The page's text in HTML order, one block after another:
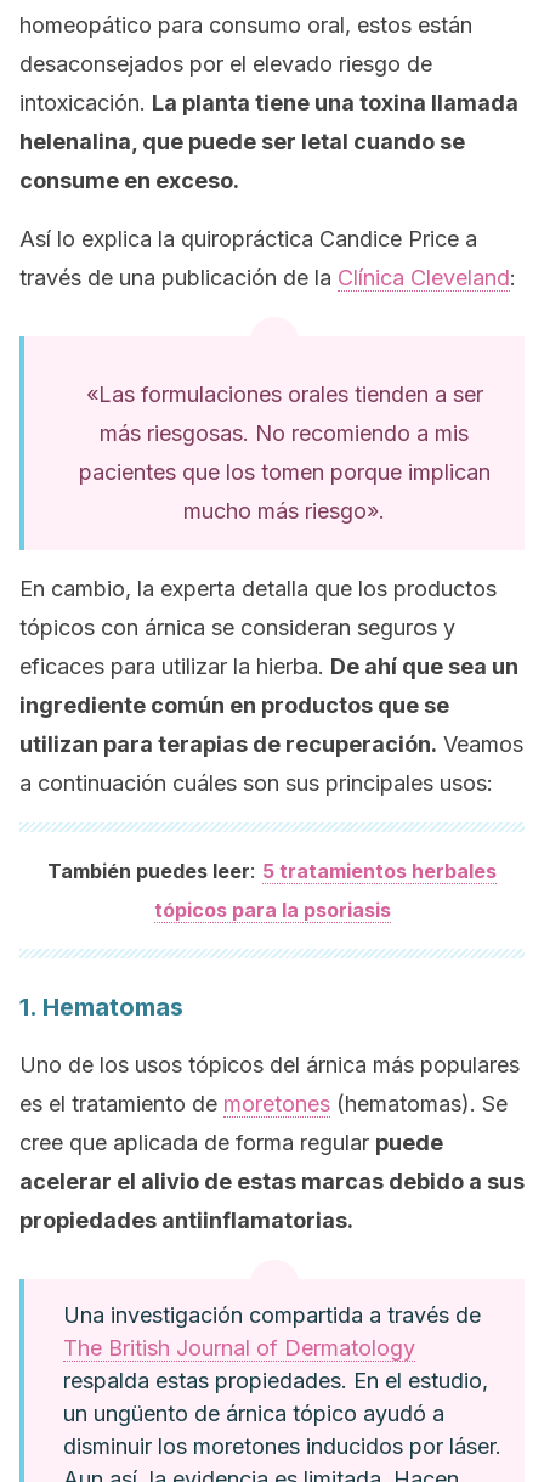
homeopático para consumo oral, estos están
desaconsejados por el elevado riesgo de
intoxicación. La planta tiene una toxina llamada
helenalina, que puede ser letal cuando se
consume en exceso.
Así lo explica la quiropráctica Candice Price a
través de una publicación de la Clínica Cleveland:
«Las formulaciones orales tienden a ser
más riesgosas. No recomiendo a mis
pacientes que los tomen porque implican
mucho más riesgo».
En cambio, la experta detalla que los productos
tópicos con árnica se consideran seguros y
eficaces para utilizar la hierba. De ahí que sea un
ingrediente común en productos que se
utilizan para terapias de recuperación. Veamos
a continuación cuáles son sus principales usos:
También puedes leer: 5 tratamientos herbales
tópicos para la psoriasis
1. Hematomas
Uno de los usos tópicos del árnica más populares
es el tratamiento de moretones (hematomas). Se
cree que aplicada de forma regular puede
acelerar el alivio de estas marcas debido a sus
propiedades antiinflamatorias.
Una investigación compartida a través de
The British Journal of Dermatology
respalda estas propiedades. En el estudio,
un ungüento de árnica tópico ayudó a
disminuir los moretones inducidos por láser.